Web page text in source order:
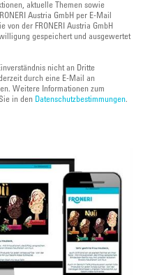
aktuelle Themen sowie
Austria GmbH per E-Mail
der FRONERI Austria GmbH
gespeichert und ausgewertet
nicht an Dritte
durch eine E-Mail an
Weitere Informationen zum
in den Datenschutzbestimmungen.